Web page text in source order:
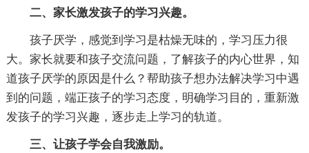
二、家长激发孩子的学习兴趣。
孩子厌学，感觉到学习是枯燥无味的，学习压力很
大。家长就要和孩子交流问题，了解孩子的内心世界，知
道孩子厌学的原因是什么？帮助孩子想办法解决学习中遇
到的问题，端正孩子的学习态度，明确学习目的，重新激
发孩子的学习兴趣，逐步走上学习的轨道。
三、让孩子学会自我激励。